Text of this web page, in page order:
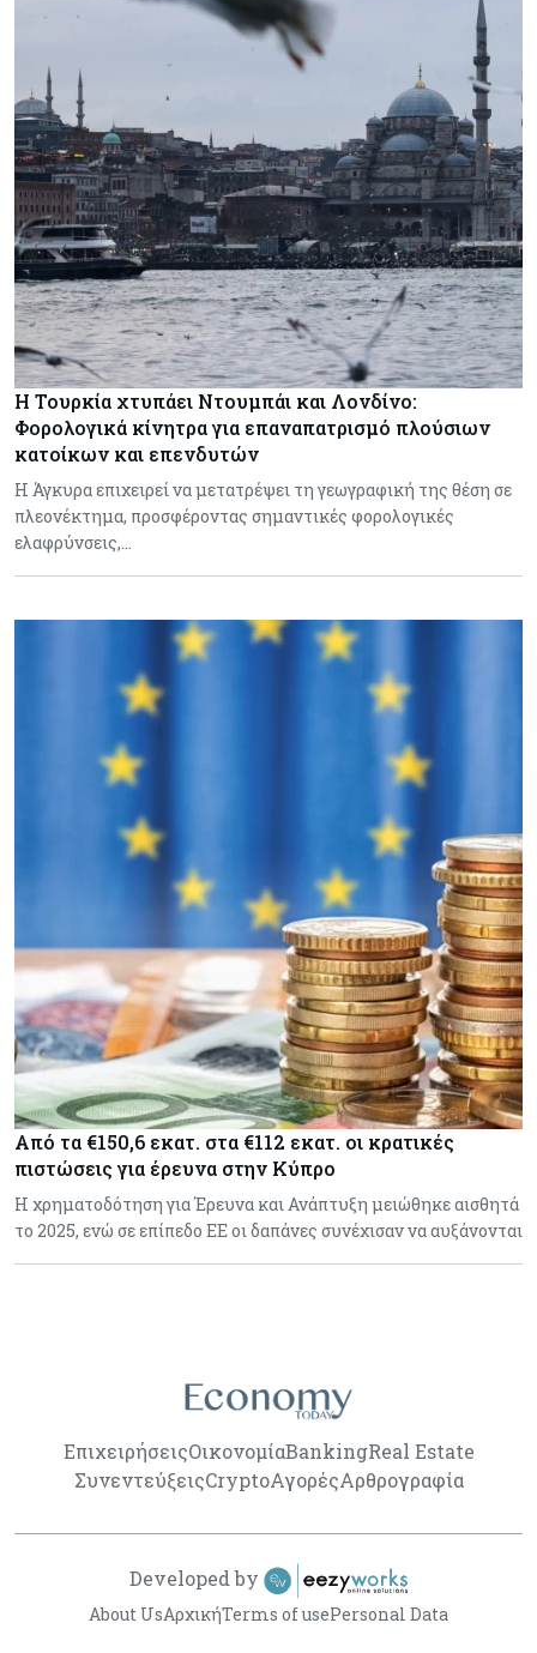
Η Τουρκία χτυπάει Ντουμπάι και Λονδίνο:
Φορολογικά κίνητρα για επαναπατρισμό πλούσιων
κατοίκων και επενδυτών
Η Άγκυρα επιχειρεί να μετατρέψει τη γεωγραφική της θέση σε
πλεονέκτημα, προσφέροντας σημαντικές φορολογικές
ελαφρύνσεις,…
Από τα €150,6 εκατ. στα €112 εκατ. οι κρατικές
πιστώσεις για έρευνα στην Κύπρο
Η χρηματοδότηση για Έρευνα και Ανάπτυξη μειώθηκε αισθητά
το 2025, ενώ σε επίπεδο ΕΕ οι δαπάνες συνέχισαν να αυξάνονται
ΕπιχειρήσειςΟικονομίαBankingReal Estate
ΣυνεντεύξειςCryptoΑγορέςΑρθρογραφία
About UsΑρχικήTerms of usePersonal Data
Developed by